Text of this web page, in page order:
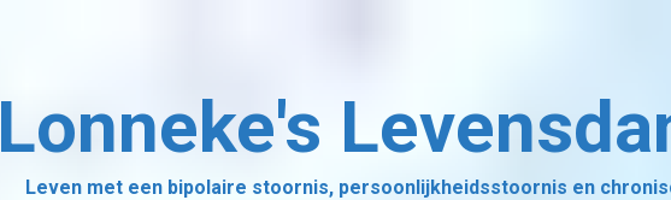
Lonneke's
Leven met een bipolaire stoornis, persoonlijkheidsstoornis en